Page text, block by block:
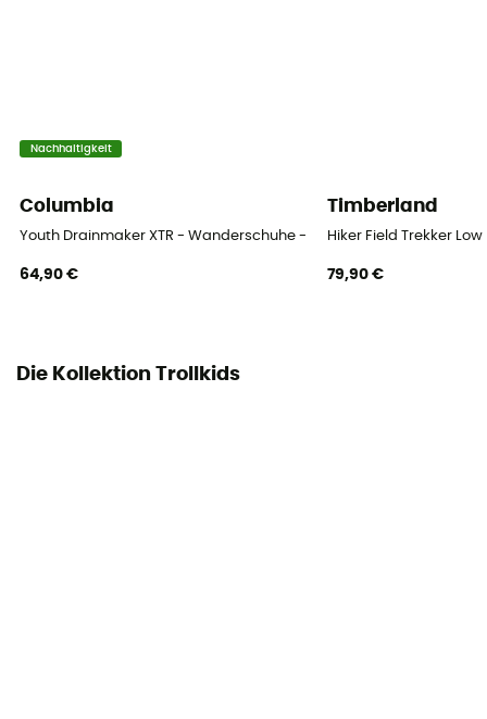
Nachhaltigkeit
Columbia
Youth Drainmaker XTR - Wanderschuhe - Kind
64,90 €
Timberland
Hiker Field Trekker
79,90 €
Die Kollektion Trollkids